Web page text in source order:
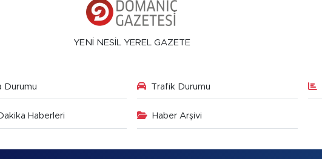
YENİ NESİL YEREL GAZETE
Durumu Trafik Durumu
Haberleri Haber Arşivi